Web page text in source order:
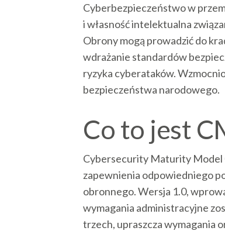
Cyberbezpieczeństwo w
i własność intelektualna
Obrony mogą prowadzić do
wdrażanie standardów
ryzyka cyberataków.
bezpieczeństwa narodowego.
Co to jest
Cybersecurity Maturity Model
zapewnienia odpowiedniego
obronnego. Wersja 1.0,
wymagania administracyjne
trzech, upraszcza wymagania